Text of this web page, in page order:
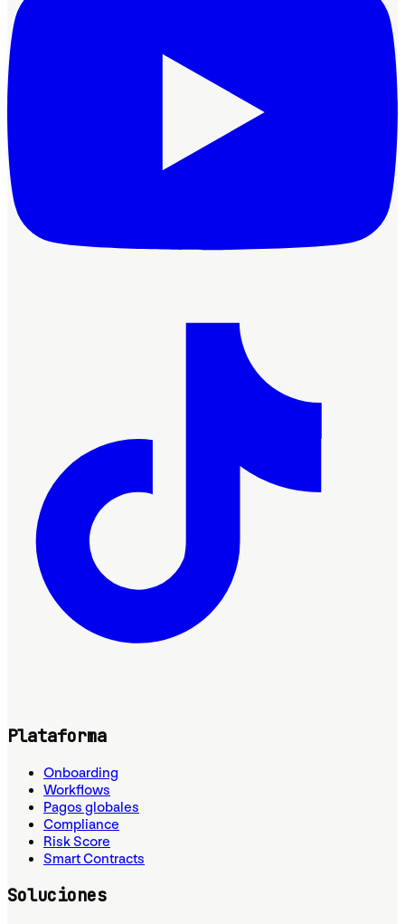
Plataforma
Onboarding
Workflows
Pagos globales
Compliance
Risk Score
Smart Contracts
Soluciones